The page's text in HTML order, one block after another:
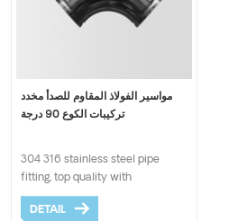
مواسير الفولاذ المقاوم للصدأ مخدد
تركيبات الكوع 90 درجة
304 316 stainless steel pipe
fitting, top quality with
competitive price.
DETAIL